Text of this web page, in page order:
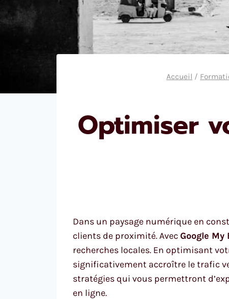
Accueil /
Optimiser
Dans un paysage numérique en
clients de proximité. AvecGoogle My
recherches locales. En optimisant
significativement accroître le trafic
stratégies qui vous permettront
en ligne.